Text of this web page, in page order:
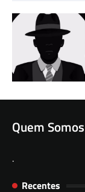
Quem Somos
.
Recentes